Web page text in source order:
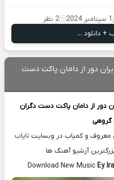
1 سپتامبر 2024
2 نظر
+ دانلود ...
دور از دامان پاکت دست
دور از دامان پاکت دست دگران
گروهی
معروف و کمیاب در وبسایت نایاب
آرشیو آهنگ ها
Download New Music Ey